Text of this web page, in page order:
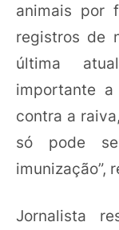
animais por
registros de
última
importante
contra a
só pode
imunização”,
Jornalista